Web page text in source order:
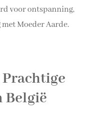
voor ontspanning,
Moeder Aarde.
België